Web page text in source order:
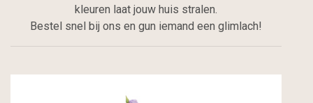
kleuren laat jouw huis stralen.
Bestel snel bij ons en gun iemand een glimlach!